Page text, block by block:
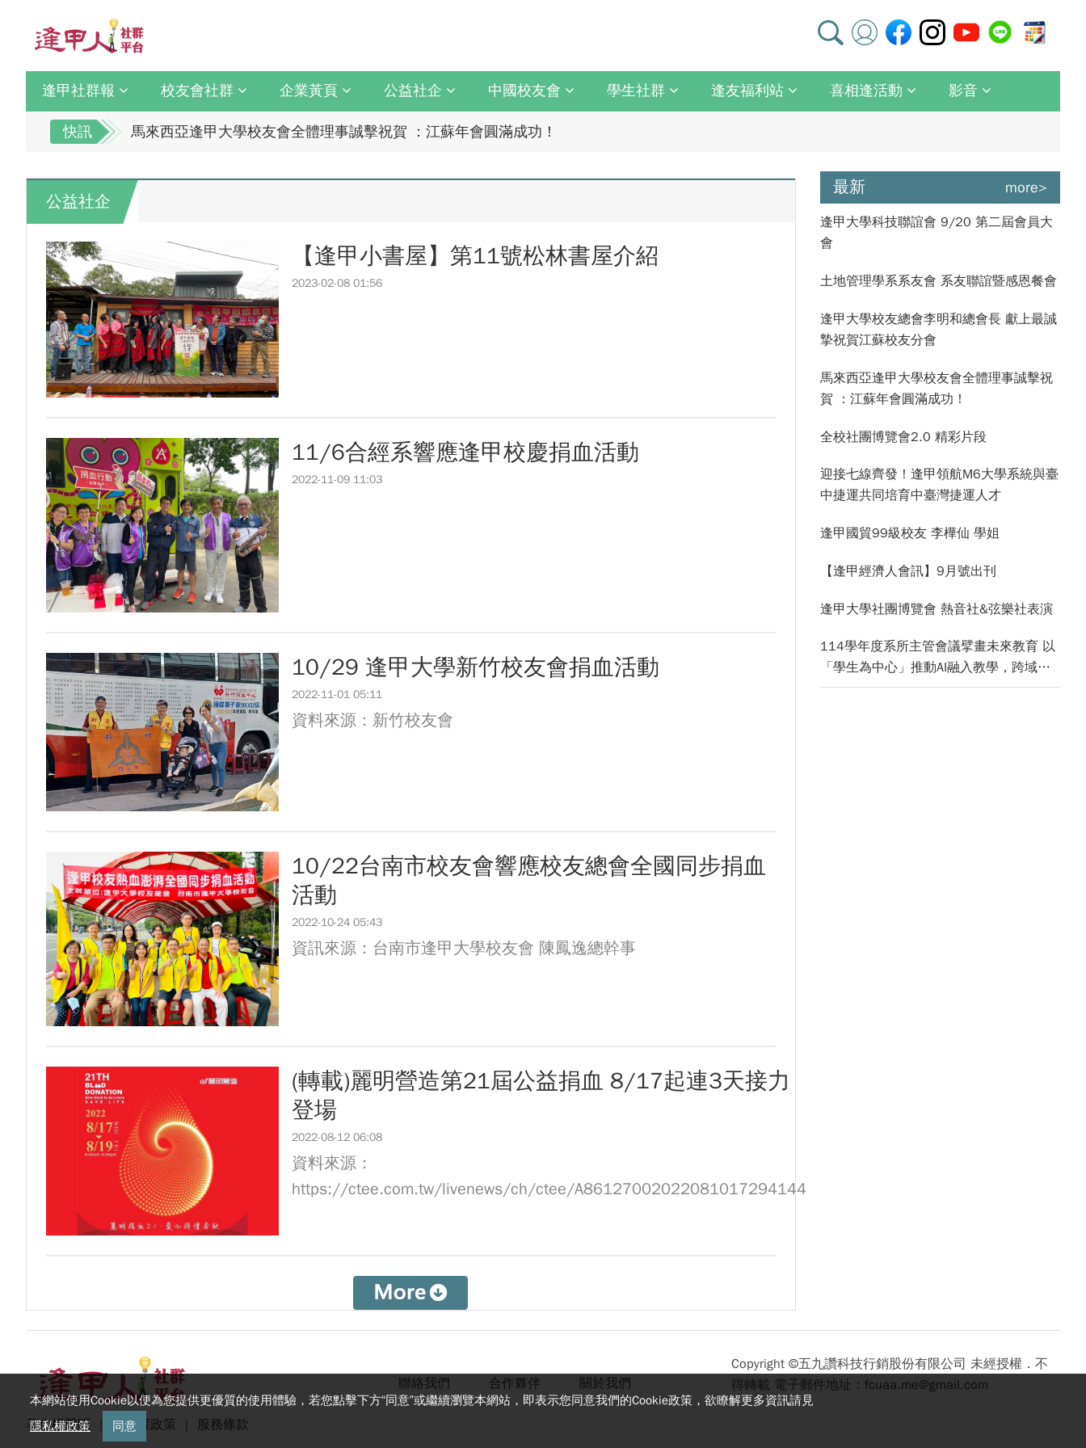
逢甲社群報 校友會社群 企業黃頁 公益社企 中國校友會 學生社群 逢友福利站 喜相逢活動 影音
快訊
逢甲大學校友總會李明和總會長 獻上最誠摯祝賀江蘇校友分會
馬來西亞逢甲大學校友會全體理事誠擊祝賀 ：江蘇年會圓滿成功！
迎接七線齊發！逢甲領航M6大學系統與臺中捷運共同培育中臺灣捷運人才
逢甲國貿99級校友 李樺仙 學姐
114學年度系所主管會議擘畫未來教育 以「學生為中心」推動AI融入教學，跨域研究育才
體育教學中心主任王亭文勇奪「2025 CAPA台灣公開賽」公開女雙冠軍
逢甲大學EMBA舉辦新生共善營 以「大好・共善・同樂」開啟學習新旅程
【轉載】麗明營造第24屆公益捐血9月10日登場 歡迎企業踴躍參與
逢甲大學高承恕董事長演講【世界經濟新版圖?舊版圖?】--世界500強企業
龍谷大學師生來訪逢甲 共同探討永續林業與CLT建築發展
傳承逢甲精神！泰國校友會45週年慶 新任會長上任、青年世代接棒注入新動能
GI Day 2025｜空間資訊技術交流日-跨域感知・智慧行動
2025.08.31 逢甲大學泰國校友會第13&14屆會長交接典禮 泰國三日之旅
逢甲大學加東校友會 2025 Aug 31 聚會
逢甲大學泰國校友會45周年慶 暨第13、14屆會長交接圓滿成功！
逢甲大學泰國校友會 第45週年會員大會 於昭披耶河舉辦歡迎宴
逢甲資電科技與未來系列演講 10/14 簡良益 董事長 (掌門精釀啤酒)
馬來西亞逢甲大學校友會全體理事誠擊祝賀 ：江蘇年會圓滿成功！
全校社團博覽會2.0 精彩片段
逢甲國貿99級校友 李樺仙 學姐
【逢甲經濟人會訊】9月號出刊
114學年度系所主管會議擘畫未來教育 以「學生為中心」推動AI融入教學，跨域研究育才
體育教學中心主任王亭文勇奪「2025 CAPA台灣公開賽」公開女雙冠軍
逢甲大學EMBA舉辦新生共善營 以「大好・共善・同樂」開啟學習新旅程
【轉載】麗明營造第24屆公益捐血9月10日登場 歡迎企業踴躍參與
逢甲大學高承恕董事長演講【世界經濟新版圖?舊版圖?】--世界500強企業
傳承逢甲精神！泰國校友會45週年慶 新任會長上任、青年世代接棒注入新動能
逢甲航太系勇奪國防競賽優勝 智慧無人機突破GPS限制
GI Day 2025｜空間資訊技術交流日-跨域感知・智慧行動
2025.08.31 逢甲大學泰國校友會第13&14屆會長交接典禮 泰國三日之旅
逢甲大學加東校友會 2025 Aug 31 聚會
逢甲大學泰國校友會45周年慶 暨第13、14屆會長交接圓滿成功！
逢甲大學泰國校友會 第45週年會員大會 於昭披耶河舉辦歡迎宴
逢甲資電科技與未來系列演講 10/14 簡良益 董事長 (掌門精釀啤酒)
公益社企
【逢甲小書屋】第11號松林書屋介紹
2023-02-08 01:56
11/6合經系響應逢甲校慶捐血活動
2022-11-09 11:03
10/29 逢甲大學新竹校友會捐血活動
2022-11-01 05:11
資料來源：新竹校友會
10/22台南市校友會響應校友總會全國同步捐血
活動
2022-10-24 05:43
資訊來源：台南市逢甲大學校友會 陳鳳逸總幹事
(轉載)麗明營造第21屆公益捐血 8/17起連3天接力
登場
2022-08-12 06:08
資料來源：
https://ctee.com.tw/livenews/ch/ctee/A86127002022081017294144
最新 more>
逢甲大學科技聯誼會 9/20 第二屆會員大
會
土地管理學系系友會 系友聯誼暨感恩餐會
逢甲大學校友總會李明和總會長 獻上最誠
摯祝賀江蘇校友分會
馬來西亞逢甲大學校友會全體理事誠擊祝
賀 ：江蘇年會圓滿成功！
全校社團博覽會2.0 精彩片段
迎接七線齊發！逢甲領航M6大學系統與臺
中捷運共同培育中臺灣捷運人才
逢甲國貿99級校友 李樺仙 學姐
【逢甲經濟人會訊】9月號出刊
逢甲大學社團博覽會 熱音社&弦樂社表演
114學年度系所主管會議擘畫未來教育 以
「學生為中心」推動AI融入教學，跨域研
究育才
著作權聲明 隱私權政策 服務條款
聯絡我們 合作夥伴 關於我們
Copyright ©五九讚科技行銷股份有限公司 未經授權．不
得轉載 電子郵件地址：fcuaa.me@gmail.com
本網站使用Cookie以便為您提供更優質的使用體驗，若您點擊下方“同意”或繼續瀏覽本網站，即表示您同意我們的Cookie政策，欲瞭解更多資訊請見
隱私權政策
同意